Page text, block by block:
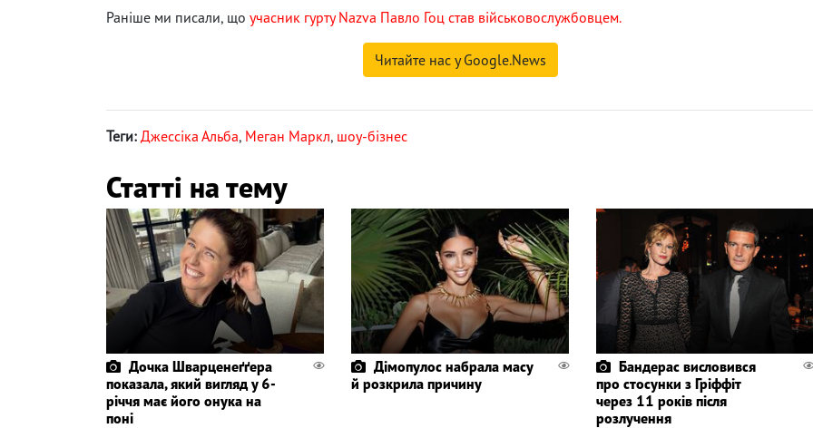
Раніше ми писали, що учасник гурту Nazva Павло Гоц став військовослужбовцем.
Читайте нас у Google.News
Теги: Джессіка Альба, Меган Маркл, шоу-бізнес
Статті на тему
Дочка Шварценеґґера
показала, який вигляд у 6-
річчя має його онука на
поні
Дімопулос набрала масу
й розкрила причину
Бандерас висловився
про стосунки з Гріффіт
через 11 років після
розлучення